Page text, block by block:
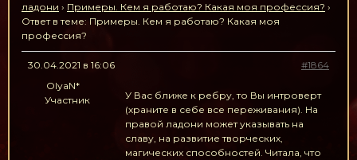
ладони › Примеры. Кем я работаю? Какая моя профессия? ›
Ответ в теме: Примеры. Кем я работаю? Какая моя
профессия?
30.04.2021 в 16:06
#1864
OlyaN*
Участник
У Вас ближе к ребру, то Вы интроверт
(храните в себе все переживания). На
правой ладони может указывать на
славу, на развитие творческих,
магических способностей. Читала, что